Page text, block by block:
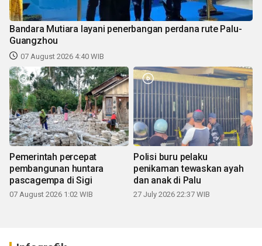
Bandara Mutiara layani penerbangan perdana rute Palu-
Guangzhou
07 August 2026 4:40 WIB
Pemerintah percepat
pembangunan huntara
pascagempa di Sigi
07 August 2026 1:02 WIB
Polisi buru pelaku
penikaman tewaskan ayah
dan anak di Palu
27 July 2026 22:37 WIB